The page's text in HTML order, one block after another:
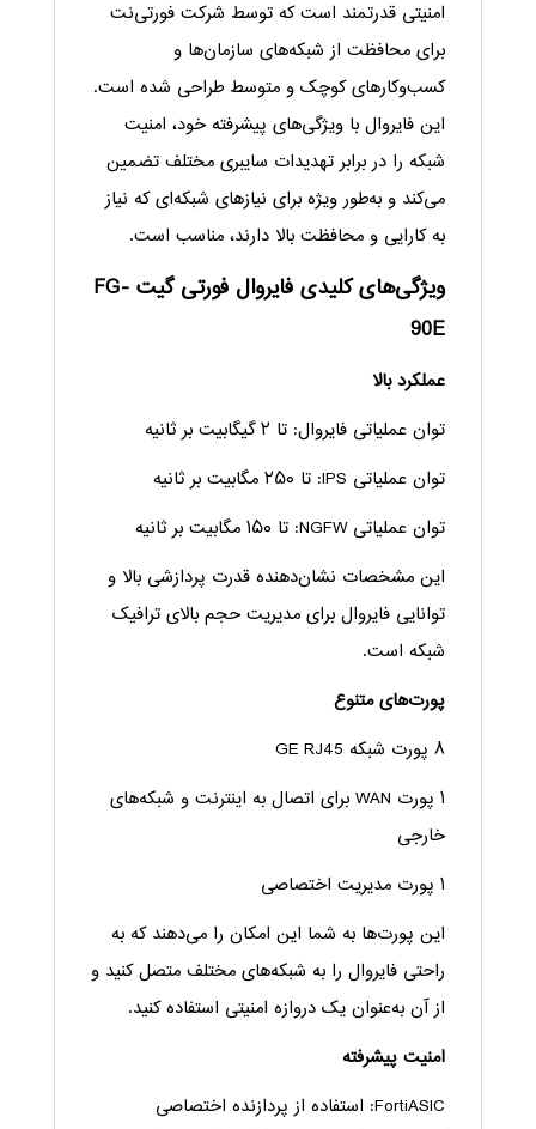
امنیتی قدرتمند است که توسط شرکت فورتی‌نت
برای محافظت از شبکه‌های سازمان‌ها و
کسب‌وکارهای کوچک و متوسط طراحی شده است.
این فایروال با ویژگی‌های پیشرفته خود، امنیت
شبکه را در برابر تهدیدات سایبری مختلف تضمین
می‌کند و به‌طور ویژه برای نیازهای شبکه‌ای که نیاز
به کارایی و محافظت بالا دارند، مناسب است.
ویژگی‌های کلیدی فایروال فورتی گیت FG-
90E
عملکرد بالا
توان عملیاتی فایروال: تا ۲ گیگابیت بر ثانیه
توان عملیاتی IPS: تا ۲۵۰ مگابیت بر ثانیه
توان عملیاتی NGFW: تا ۱۵۰ مگابیت بر ثانیه
این مشخصات نشان‌دهنده قدرت پردازشی بالا و
توانایی فایروال برای مدیریت حجم بالای ترافیک
شبکه است.
پورت‌های متنوع
۸ پورت شبکه GE RJ45
۱ پورت WAN برای اتصال به اینترنت و شبکه‌های
خارجی
۱ پورت مدیریت اختصاصی
این پورت‌ها به شما این امکان را می‌دهند که به
راحتی فایروال را به شبکه‌های مختلف متصل کنید و
از آن به‌عنوان یک دروازه امنیتی استفاده کنید.
امنیت پیشرفته
FortiASIC: استفاده از پردازنده اختصاصی